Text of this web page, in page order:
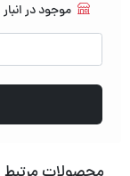
موجود در انبار
لاستیک
بوخنر
بوخنر